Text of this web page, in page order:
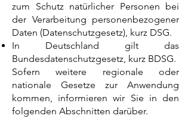
zum Schutz natürlicher Personen bei
der Verarbeitung personenbezogener
Daten (Datenschutzgesetz), kurz DSG.
In Deutschland gilt das
Bundesdatenschutzgesetz, kurz BDSG.
Sofern weitere regionale oder
nationale Gesetze zur Anwendung
kommen, informieren wir Sie in den
folgenden Abschnitten darüber.